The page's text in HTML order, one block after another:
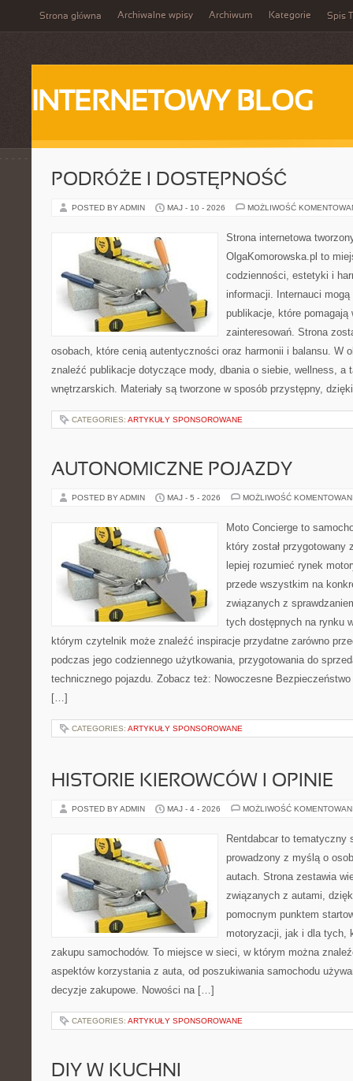
Strona główna Archiwalne wpisy Archiwum Kategorie Spis
INTERNETOWY BLOG
PODRÓŻE I DOSTĘPNOŚĆ
POSTED BY ADMIN MAJ - 10 - 2026 MOŻLIWOŚĆ
Strona internetowa
OlgaKomorowska.pl to
codzienności, estetyki i
informacji. Internauci
publikacje, które pomagają
zainteresowań. Strona
osobach, które cenią autentyczności oraz harmonii i balansu. W
znaleźć publikacje dotyczące mody, dbania o siebie, wellness, a
wnętrzarskich. Materiały są tworzone w sposób przystępny,
CATEGORIES: ARTYKUŁY SPONSOROWANE
AUTONOMICZNE POJAZDY
POSTED BY ADMIN MAJ - 5 - 2026 MOŻLIWOŚĆ
Moto Concierge to
który został
lepiej rozumieć rynek
przede wszystkim na
związanych z
tych dostępnych na rynku
którym czytelnik może znaleźć inspiracje przydatne zarówno
podczas jego codziennego użytkowania, przygotowania do
technicznego pojazdu. Zobacz też: Nowoczesne
[…]
CATEGORIES: ARTYKUŁY SPONSOROWANE
HISTORIE KIEROWCÓW I OPINIE
POSTED BY ADMIN MAJ - 4 - 2026 MOŻLIWOŚĆ
Rentdabcar to tematyczny
prowadzony z myślą o
autach. Strona zestawia
związanych z autami,
pomocnym punktem
motoryzacji, jak i dla tych,
zakupu samochodów. To miejsce w sieci, w którym można
aspektów korzystania z auta, od poszukiwania samochodu
decyzje zakupowe. Nowości na […]
CATEGORIES: ARTYKUŁY SPONSOROWANE
DIY W KUCHNI